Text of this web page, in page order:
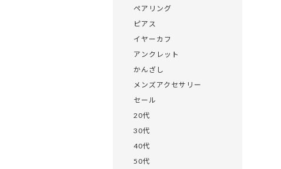
ペアリング
ピアス
イヤーカフ
アンクレット
かんざし
メンズアクセサリー
セール
20代
30代
40代
50代